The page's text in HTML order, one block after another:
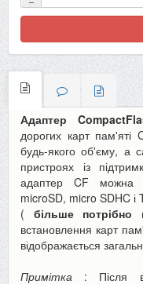
Адаптер
дорогих карт пам'яті
будь-якого об'єму, а
пристроях із
адаптер CF можна
microSD, micro SDHC
( більше потрібно
встановлення карт
відображається
Примітка : Після